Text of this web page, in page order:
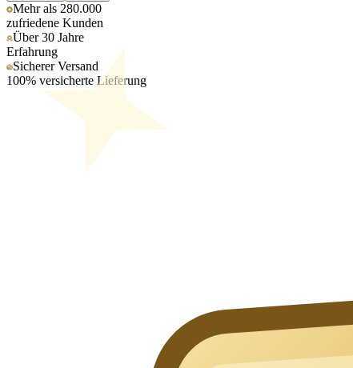
Mehr als 280.000
zufriedene Kunden
Über 30 Jahre
Erfahrung
Sicherer Versand
100% versicherte Lieferung